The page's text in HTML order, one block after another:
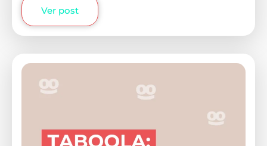
Ver post